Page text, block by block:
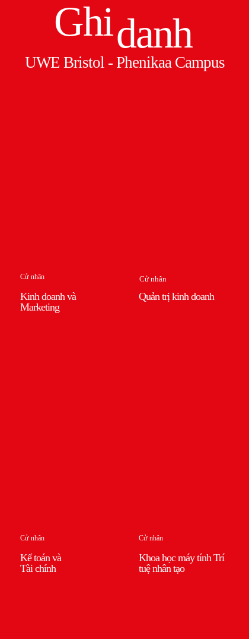
UWE Bristol - Phenikaa Campus
Ghidanh
Kinh doanh và
Marketing
Cử nhân
Quản trị kinh doanh
Cử nhân
Kế toán và
Tài chính
Cử nhân
Khoa học máy tính Trí
tuệ nhân tạo
Cử nhân